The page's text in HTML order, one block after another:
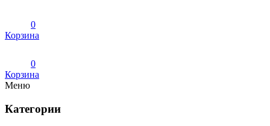
0
Корзина
0
Корзина
Меню
Категории